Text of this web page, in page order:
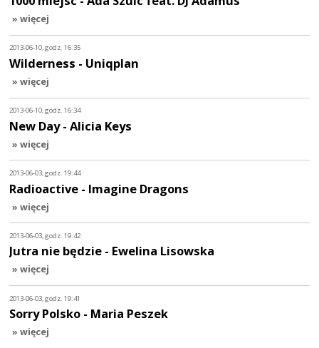
» więcej
2013-06-10, godz. 16:35
Wilderness - Uniqplan
» więcej
2013-06-10, godz. 16:34
New Day - Alicia Keys
» więcej
2013-06-03, godz. 19:44
Radioactive - Imagine Dragons
» więcej
2013-06-03, godz. 19:42
Jutra nie będzie - Ewelina Lisowska
» więcej
2013-06-03, godz. 19:41
Sorry Polsko - Maria Peszek
» więcej